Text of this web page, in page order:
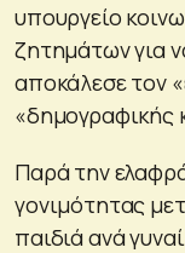
υπουργείο
ζητημάτων για
αποκάλεσε τον
«δημογραφικής
Παρά την
γονιμότητας
παιδιά ανά